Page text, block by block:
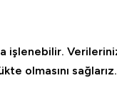
işlenebilir.
olmasını sağlarız.